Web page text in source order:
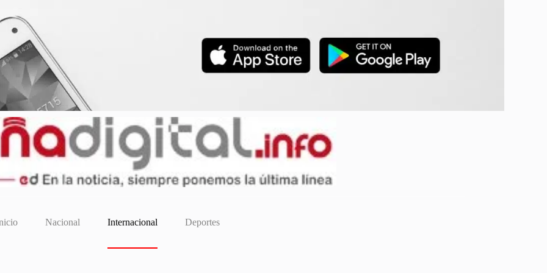
Nacional Internacional Deportes